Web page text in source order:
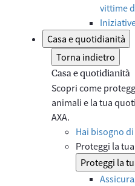
vittime
Casa e quotidianità
Torna indietro
Casa e quotidianità
Scopri come
animali e la tua
AXA.
Hai bisogno
Proteggi la
Proteggi la